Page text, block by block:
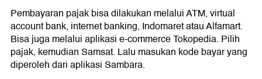
Pembayaran pajak bisa dilakukan melalui ATM, virtual
account bank, internet banking, Indomaret atau Alfamart.
Bisa juga melalui aplikasi e-commerce Tokopedia. Pilih
pajak, kemudian Samsat. Lalu masukan kode bayar yang
diperoleh dari aplikasi Sambara.